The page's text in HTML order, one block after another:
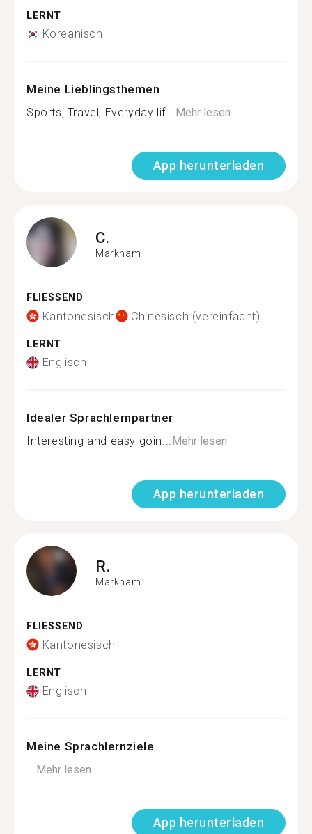
LERNT
Koreanisch
Meine Lieblingsthemen
Sports, Travel, Everyday lif...Mehr lesen
App herunterladen
C.
Markham
FLIESSEND
Kantonesisch Chinesisch (vereinfacht)
LERNT
Englisch
Idealer Sprachlernpartner
Interesting and easy goin...Mehr lesen
App herunterladen
R.
Markham
FLIESSEND
Kantonesisch
LERNT
Englisch
Meine Sprachlernziele
...Mehr lesen
App herunterladen